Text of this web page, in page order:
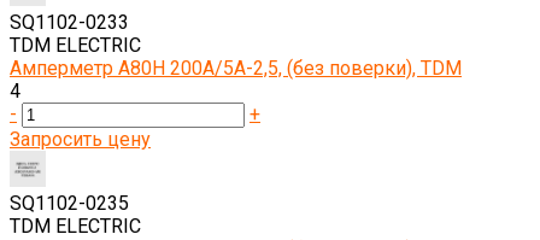
SQ1102-0233
TDM ELECTRIC
Амперметр А80Н 200А/5А-2,5, (без поверки), TDM
4
-
+
Запросить цену
SQ1102-0235
TDM ELECTRIC